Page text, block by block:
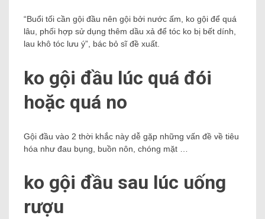
“Buổi tối cần gội đầu nên gội bởi nước ấm, ko gội để quá
lâu, phối hợp sử dụng thêm dầu xả để tóc ko bị bết dính,
lau khô tóc lưu ý”, bác bỏ sĩ đề xuất.
ko gội đầu lúc quá đói
hoặc quá no
Gội đầu vào 2 thời khắc này dễ gặp những vấn đề về tiêu
hóa như đau bụng, buồn nôn, chóng mặt …
ko gội đầu sau lúc uống
rượu